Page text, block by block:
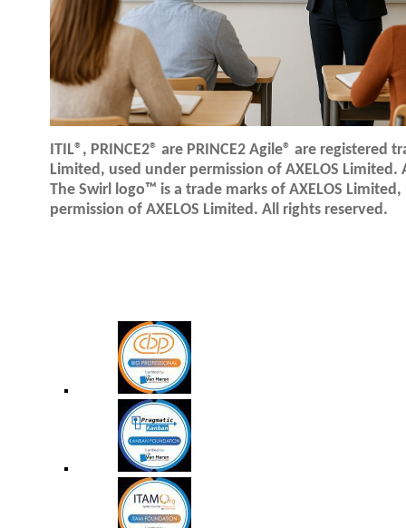
ITIL®, PRINCE2® are PRINCE2 Agile® are registered
Limited, used under permission of AXELOS Limited.
The Swirl logo™ is a trade marks of AXELOS
permission of AXELOS Limited. All rights reserved.